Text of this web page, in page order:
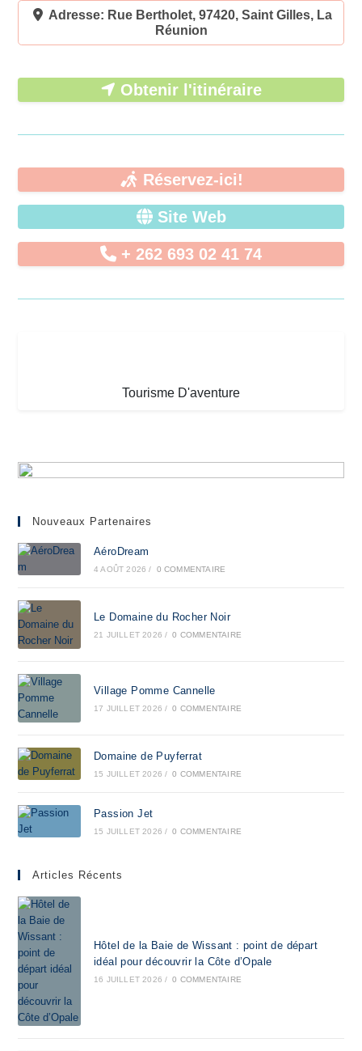
Adresse: Rue Bertholet, 97420, Saint Gilles, La
Réunion
Obtenir l'itinéraire
Réservez-ici!
Site Web
+ 262 693 02 41 74
Tourisme D'aventure
Nouveaux Partenaires
AéroDream
4 AOÛT 2026 / 0 COMMENTAIRE
Le Domaine du Rocher Noir
21 JUILLET 2026 / 0 COMMENTAIRE
Village Pomme Cannelle
17 JUILLET 2026 / 0 COMMENTAIRE
Domaine de Puyferrat
15 JUILLET 2026 / 0 COMMENTAIRE
Passion Jet
15 JUILLET 2026 / 0 COMMENTAIRE
Articles Récents
Hôtel de la Baie de Wissant : point de départ
idéal pour découvrir la Côte d’Opale
16 JUILLET 2026 / 0 COMMENTAIRE